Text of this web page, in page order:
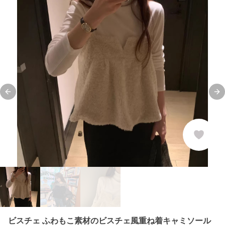
Previous slide
ビスチェ ふわもこ素材のビスチェ風重ね着キャミソール